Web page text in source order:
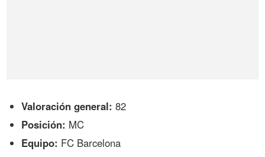
Valoración general: 82
Posición: MC
Equipo: FC Barcelona